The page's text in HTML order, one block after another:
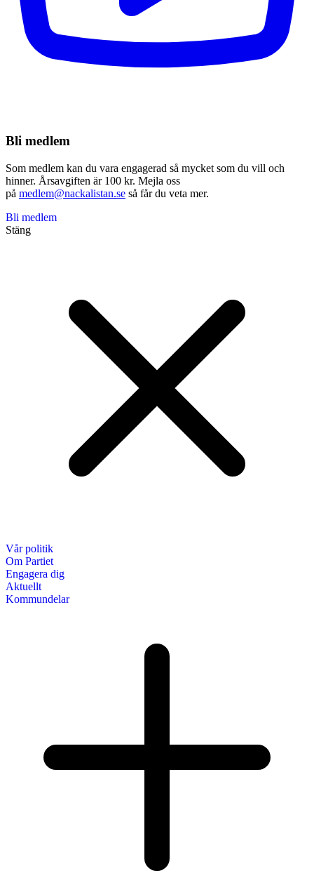
Bli medlem
Som medlem kan du vara engagerad så mycket som du vill och
hinner. Årsavgiften är 100 kr. Mejla oss
på medlem@nackalistan.se så får du veta mer.
Bli medlem
Stäng
Vår politik
Om Partiet
Engagera dig
Aktuellt
Kommundelar